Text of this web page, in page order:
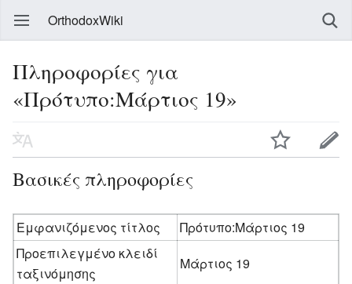
OrthodoxWiki
Πληροφορίες για
«Πρότυπο:Μάρτιος 19»
Βασικές πληροφορίες
Εμφανιζόμενος τίτλος
Πρότυπο:Μάρτιος 19
Προεπιλεγμένο κλειδί
ταξινόμησης
Μάρτιος 19